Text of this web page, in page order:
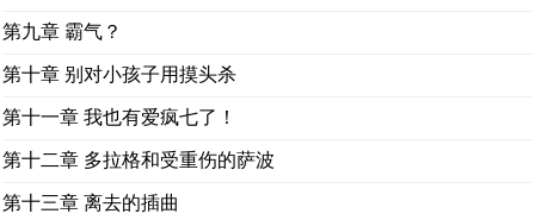
第九章 霸气？
第十章 别对小孩子用摸头杀
第十一章 我也有爱疯七了！
第十二章 多拉格和受重伤的萨波
第十三章 离去的插曲